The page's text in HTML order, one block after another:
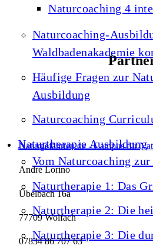
Naturcoaching 4
Naturcoaching-
Waldbadenakademie
Häufige Fragen zur
Ausbildung
Naturcoaching
Naturtherapie Ausbildung
Vom Naturcoaching
Naturtherapie 1: Das
Naturtherapie 2: Die
Naturtherapie 3: Die
Naturgefährten.de - Campus für
André Lorino
Übelbach 16a
77709 Wolfach
07834 86 707 63